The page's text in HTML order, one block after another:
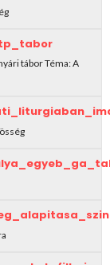
tábor Téma: A